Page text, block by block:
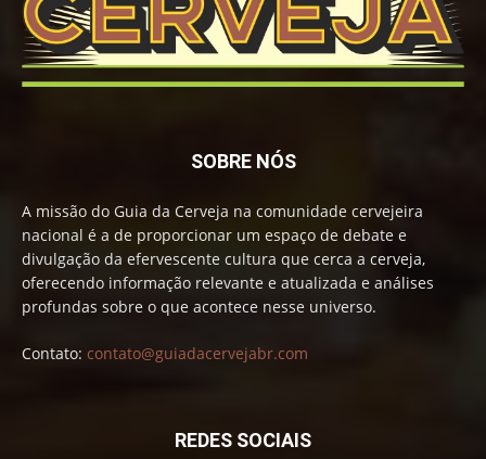
SOBRE NÓS
A missão do Guia da Cerveja na comunidade cervejeira
nacional é a de proporcionar um espaço de debate e
divulgação da efervescente cultura que cerca a cerveja,
oferecendo informação relevante e atualizada e análises
profundas sobre o que acontece nesse universo.
Contato: contato@guiadacervejabr.com
REDES SOCIAIS